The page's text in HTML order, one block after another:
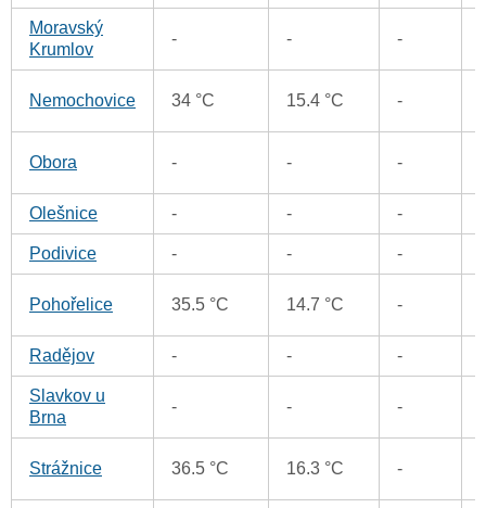
Moravský
Krumlov
- - -
Nemochovice 34 °C 15.4 °C -
Obora - - -
Olešnice - - -
Podivice - - -
Pohořelice 35.5 °C 14.7 °C -
Radějov - - -
Slavkov u
Brna
- - -
Strážnice 36.5 °C 16.3 °C -